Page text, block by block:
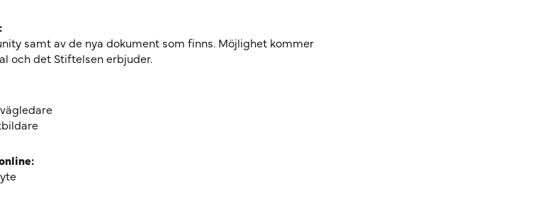
samt av de nya dokument som finns. Möjlighet kommer
och det Stiftelsen erbjuder.